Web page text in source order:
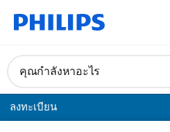
คุณกำลังหาอะไร
ลงทะเบียน
กาแฟ